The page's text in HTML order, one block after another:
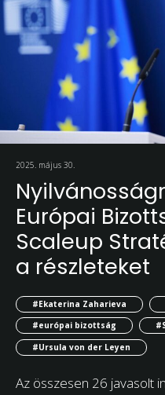
2025. május 30.
Európai
Scaleup
a részleteket
#Ekaterina Zaharieva
#európai bizottság
#Ursula von der Leyen
Az összesen 26 javasolt